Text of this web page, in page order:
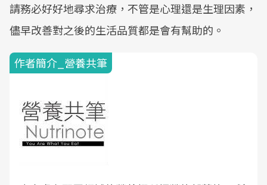
請務必好好地尋求治療，不管是心理還是生理因素，
儘早改善對之後的生活品質都是會有幫助的。
作者簡介_營養共筆